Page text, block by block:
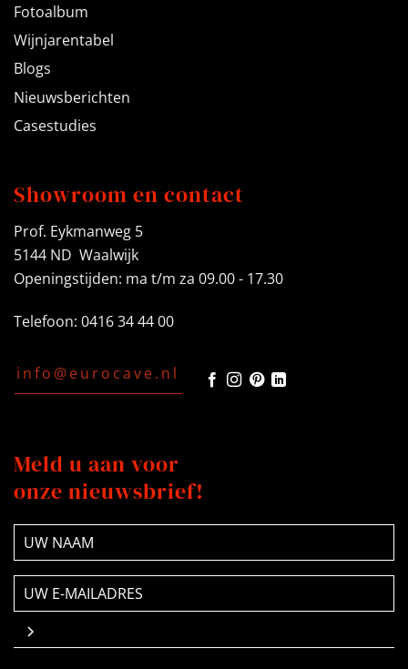
Fotoalbum
Wijnjarentabel
Blogs
Nieuwsberichten
Casestudies
Showroom en contact
Prof. Eykmanweg 5
5144 ND Waalwijk
Openingstijden: ma t/m za 09.00 - 17.30
Telefoon: 0416 34 44 00
info@eurocave.nl
Meld u aan voor
onze nieuwsbrief!
NAAM
(Vereist)
E-
mailadres
(Vereist)